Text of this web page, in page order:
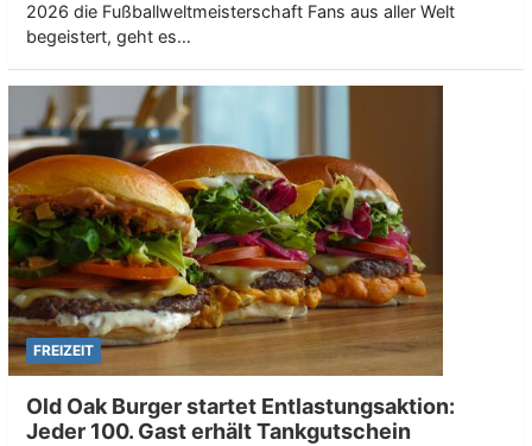
2026 die Fußballweltmeisterschaft Fans aus aller Welt
begeistert, geht es…
FREIZEIT
Old Oak Burger startet Entlastungsaktion:
Jeder 100. Gast erhält Tankgutschein